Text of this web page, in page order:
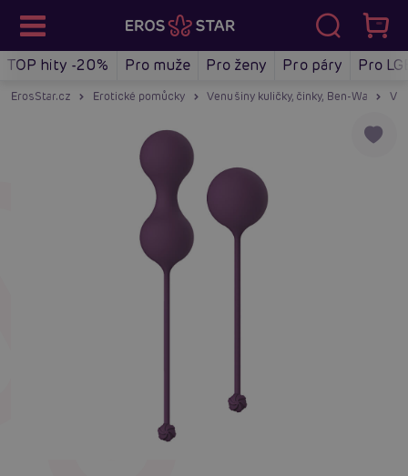
TOP hity -20% Pro muže Pro ženy Pro páry Pro
ErosStar.cz Erotické pomůcky Venušiny kuličky, činky, Ben-Wa